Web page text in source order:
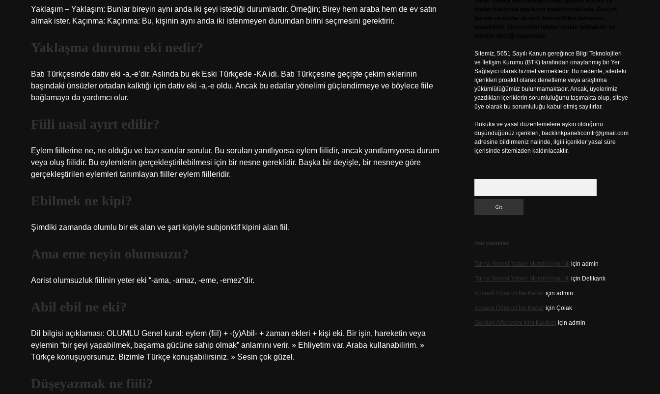
Yaklaşım – Yaklaşım: Bunlar bireyin aynı anda iki şeyi istediği durumlardır. Örneğin; Birey hem araba hem de ev satın
almak ister. Kaçınma: Kaçınma: Bu, kişinin aynı anda iki istenmeyen durumdan birini seçmesini gerektirir.
Yaklaşma durumu eki nedir?
Batı Türkçesinde dativ eki -a,-e’dir. Aslında bu ek Eski Türkçede -KA idi. Batı Türkçesine geçişte çekim eklerinin
başındaki ünsüzler ortadan kalktığı için dativ eki -a,-e oldu. Ancak bu edatlar yönelimi güçlendirmeye ve böylece fiile
bağlamaya da yardımcı olur.
Fiili nasıl ayırt edilir?
Eylem fiillerine ne, ne olduğu ve bazı sorular sorulur. Bu soruları yanıtlıyorsa eylem fiilidir, ancak yanıtlamıyorsa durum
veya oluş fiilidir. Bu eylemlerin gerçekleştirilebilmesi için bir nesne gereklidir. Başka bir deyişle, bir nesneye göre
gerçekleştirilen eylemleri tanımlayan fiiller eylem fiilleridir.
Ebilmek ne kipi?
Şimdiki zamanda olumlu bir ek alan ve şart kipiyle subjonktif kipini alan fiil.
Ama eme neyin olumsuzu?
Aorist olumsuzluk fiilinin yeter eki “-ama, -amaz, -eme, -emez”dir.
Abil ebil ne eki?
Dil bilgisi açıklaması: OLUMLU Genel kural: eylem (fiil) + -(y)Abil- + zaman ekleri + kişi eki. Bir işin, hareketin veya
eylemin “bir şeyi yapabilmek, başarma gücüne sahip olmak” anlamını verir. » Ehliyetim var. Araba kullanabilirim. »
Türkçe konuşuyorsunuz. Bizimle Türkçe konuşabilirsiniz. » Sesin çok güzel.
Düşeyazmak ne fiili?
Sitemiz, 5651 Sayılı Kanun gereğince Bilgi Teknolojileri
ve İletişim Kurumu (BTK) tarafından onaylanmış bir Yer
Sağlayıcı olarak hizmet vermektedir. Bu nedenle, sitedeki
içerikleri proaktif olarak denetleme veya araştırma
yükümlülüğümüz bulunmamaktadır. Ancak, üyelerimiz
yazdıkları içeriklerin sorumluluğunu taşımakta olup, siteye
üye olarak bu sorumluluğu kabul etmiş sayılırlar.
Hukuka ve yasal düzenlemelere aykırı olduğunu
düşündüğünüz içerikleri, backlinkpanelicomtr@gmail.com
adresine bildirmeniz halinde, ilgili içerikler yasal süre
içerisinde sitemizden kaldırılacaktır.
Son yorumlar
Turna Yemisi Yaban Mersini Aynı Mı için admin
Turna Yemisi Yaban Mersini Aynı Mı için Delikanlı
Kocaeli Öğrenci Ne Kadariçin admin
Kocaeli Öğrenci Ne Kadariçin Çolak
Göktürk Alfabesini Kim Kaldırdı için admin